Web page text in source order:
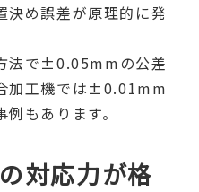
決め誤差が原理的に発
法で±0.05mmの公差
加工機では±0.01mm
もあります。
対応力が格